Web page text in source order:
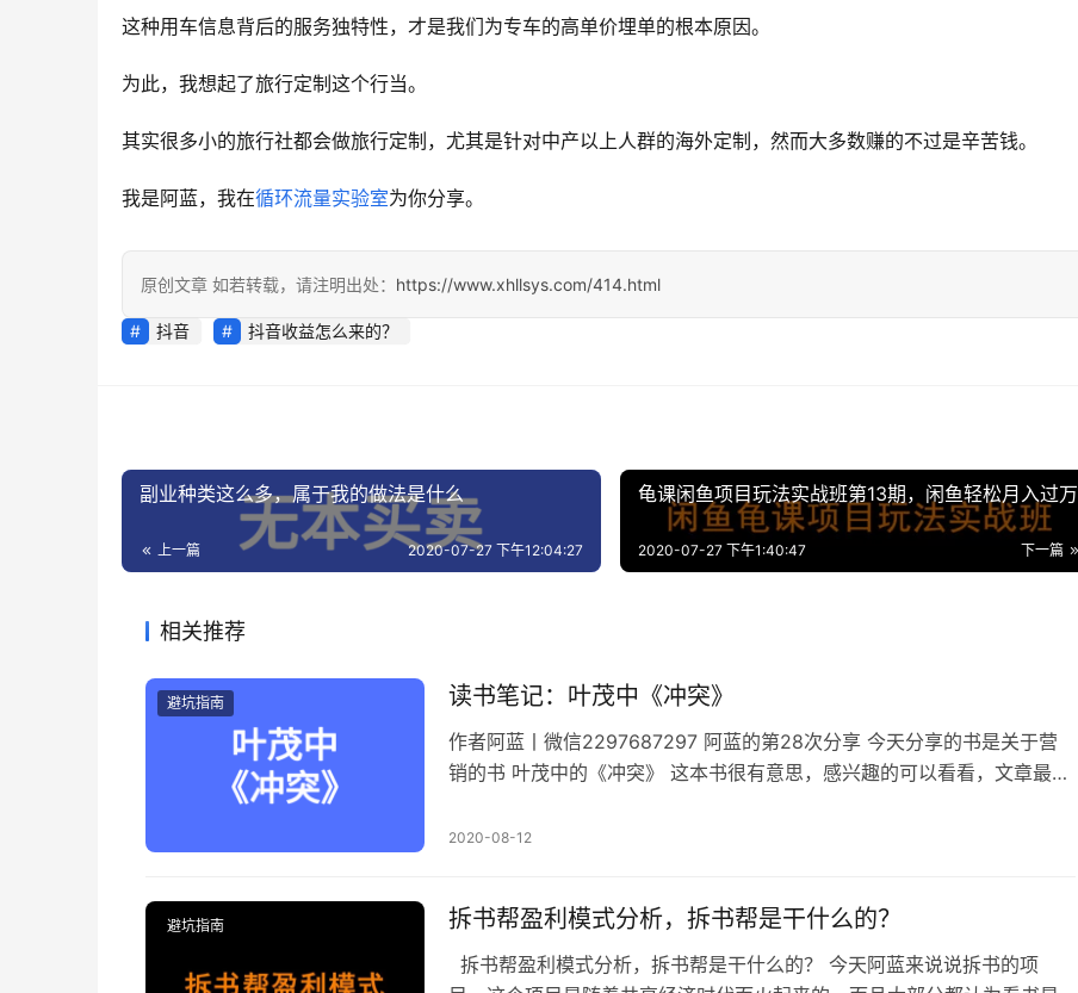
这种用车信息背后的服务独特性，才是我们为专车的高单价埋单的根本原因。
为此，我想起了旅行定制这个行当。
其实很多小的旅行社都会做旅行定制，尤其是针对中产以上人群的海外定制，然而大多数赚的不过是辛苦钱。
我是阿蓝，我在循环流量实验室为你分享。
原创文章 如若转载，请注明出处： https://www.xhllsys.com/414.html
抖音 抖音收益怎么来的？
副业种类这么多，属于我的做法是什么
上一篇 2020-07-27 下午12:04:27
龟课闲鱼项目玩法实战班第13期，闲鱼轻松月入过万
下一篇
2020-07-27 下午1:40:47
相关推荐
避坑指南 读书笔记：叶茂中《冲突》
作者阿蓝丨微信2297687297 阿蓝的第28次分享 今天分享的书是关于营
销的书 叶茂中的《冲突》 这本书很有意思，感兴趣的可以看看，文章最后
别听到洗脑广告就讨厌，所有的广告都是为了把东西卖出去，卖不出东西
2020-08-12
避坑指南 拆书帮盈利模式分析，拆书帮是干什么的？
拆书帮盈利模式分析，拆书帮是干什么的？ 今天阿蓝来说说拆书的项